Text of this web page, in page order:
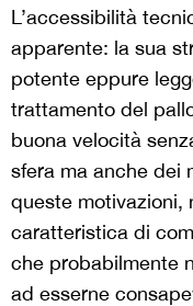
L’accessibilità
apparente: la sua
potente eppure
trattamento del
buona velocità
sfera ma anche dei
queste motivazioni,
caratteristica di
che probabilmente
ad esserne